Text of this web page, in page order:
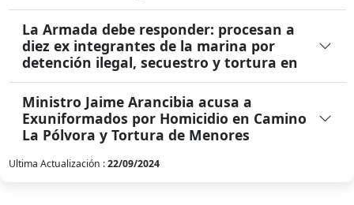
La Armada debe responder: procesan a
diez ex integrantes de la marina por
detención ilegal, secuestro y tortura en
Ministro Jaime Arancibia acusa a
Exuniformados por Homicidio en Camino
La Pólvora y Tortura de Menores
Ultima Actualización :22/09/2024